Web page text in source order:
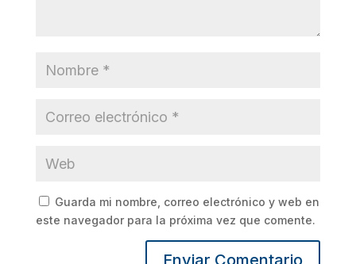
Guarda mi nombre, correo electrónico y web en
este navegador para la próxima vez que comente.